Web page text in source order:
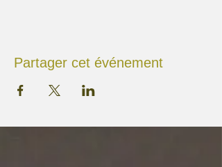
Partager cet événement